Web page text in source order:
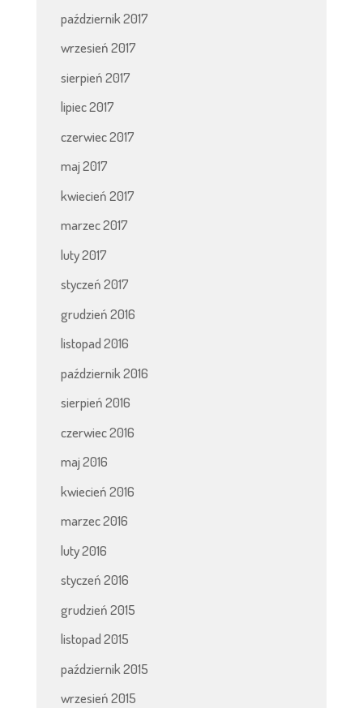
październik 2017
wrzesień 2017
sierpień 2017
lipiec 2017
czerwiec 2017
maj 2017
kwiecień 2017
marzec 2017
luty 2017
styczeń 2017
grudzień 2016
listopad 2016
październik 2016
sierpień 2016
czerwiec 2016
maj 2016
kwiecień 2016
marzec 2016
luty 2016
styczeń 2016
grudzień 2015
listopad 2015
październik 2015
wrzesień 2015